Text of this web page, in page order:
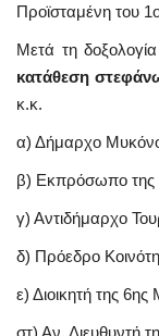
Προϊσταμένη του
Μετά τη
κατάθεση
κ.κ.
α) Δήμαρχο
β) Εκπρόσωπο της
γ) Αντιδήμαρχο
δ) Πρόεδρο
ε) Διοικητή της
στ) Αν. Διευθυντή